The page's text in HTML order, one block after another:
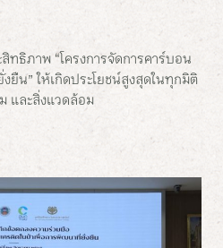
ธิภาพ “โครงการจัดการคาร์บอน
น” ให้เกิดประโยชน์สูงสุดในทุกมิติ
และสิ่งแวดล้อม